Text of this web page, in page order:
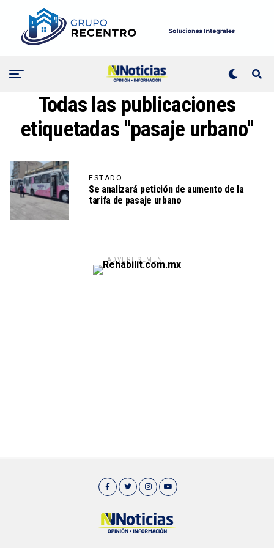
Todas las publicaciones
etiquetadas "pasaje urbano"
ESTADO
Se analizará petición de aumento de la
tarifa de pasaje urbano
ADVERTISEMENT